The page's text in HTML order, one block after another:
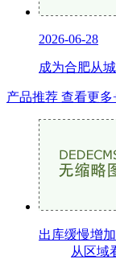
2026-06-28
成为合肥从
产品推荐 查看更多
出库缓慢增
从区域